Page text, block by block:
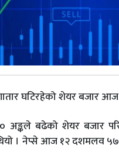
घटिरहेको शेयर बजार आज
बढेको शेयर बजार
। नेप्से आज १२ दशमलव